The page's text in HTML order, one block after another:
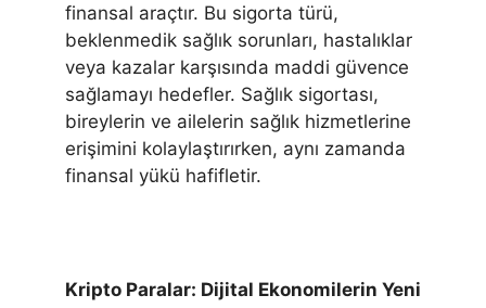
finansal araçtır. Bu sigorta türü,
beklenmedik sağlık sorunları, hastalıklar
veya kazalar karşısında maddi güvence
sağlamayı hedefler. Sağlık sigortası,
bireylerin ve ailelerin sağlık hizmetlerine
erişimini kolaylaştırırken, aynı zamanda
finansal yükü hafifletir.
Kripto Paralar: Dijital Ekonomilerin Yeni